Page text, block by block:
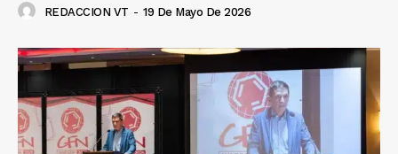
REDACCION VT - 19 De Mayo De 2026